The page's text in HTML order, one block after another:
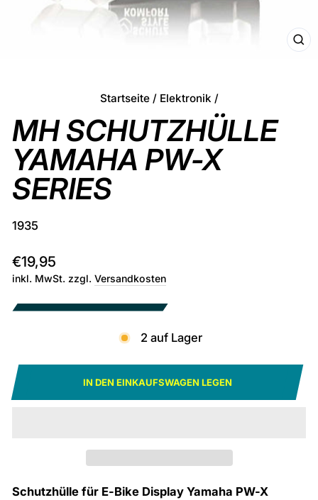
Startseite / Elektronik /
MH SCHUTZHÜLLE
YAMAHA PW-X
SERIES
1935
Normaler
Preis
€19,95
inkl. MwSt. zzgl. Versandkosten
2 auf Lager
IN DEN EINKAUFSWAGEN LEGEN
Schutzhülle für E-Bike Display Yamaha PW-X